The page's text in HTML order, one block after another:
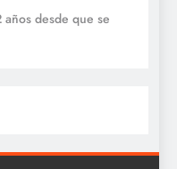
años desde que se